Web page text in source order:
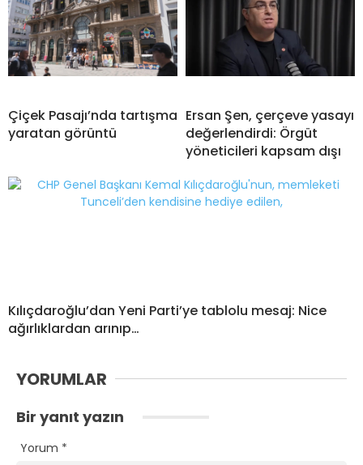
Çiçek Pasajı’nda tartışma
yaratan görüntü
Ersan Şen, çerçeve yasayı
değerlendirdi: Örgüt
yöneticileri kapsam dışı
Kılıçdaroğlu’dan Yeni Parti’ye tablolu mesaj: Nice
ağırlıklardan arınıp…
YORUMLAR
Bir yanıt yazın
Yorum *